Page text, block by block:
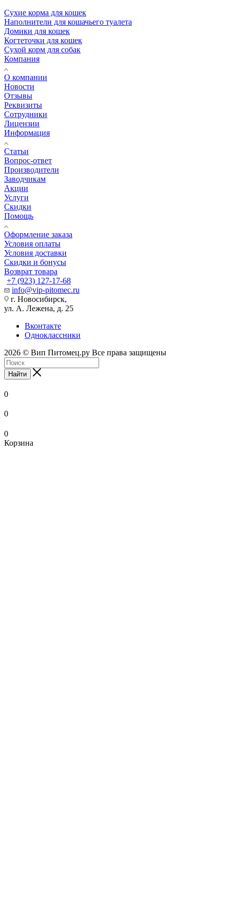
Сухие корма для кошек
Наполнители для кошачьего туалета
Домики для кошек
Когтеточки для кошек
Сухой корм для собак
Компания
О компании
Новости
Отзывы
Реквизиты
Сотрудники
Лицензии
Информация
Статьи
Вопрос-ответ
Производители
Заводчикам
Акции
Услуги
Скидки
Помощь
Оформление заказа
Условия оплаты
Условия доставки
Скидки и бонусы
Возврат товара
+7 (923) 127-17-68
info@vip-pitomec.ru
г. Новосибирск,
ул. А. Лежена, д. 25
Вконтакте
Одноклассники
2026 © Вип Питомец.ру Все права защищены
Найти
0
0
0
Корзина